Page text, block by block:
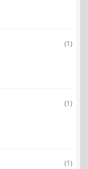
(1)
(1)
(1)